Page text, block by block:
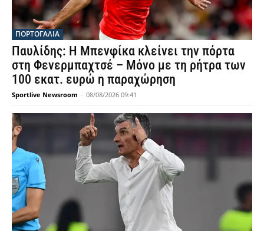
ΠΟΡΤΟΓΑΛΙΑ
Παυλίδης: Η Μπενφίκα κλείνει την πόρτα
στη Φενερμπαχτσέ – Μόνο με τη ρήτρα των
100 εκατ. ευρώ η παραχώρηση
Sportlive Newsroom - 08/08/2026 09:41